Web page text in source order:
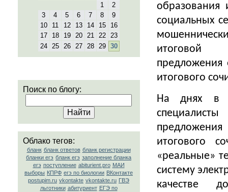
1
2
3
4 5 6 7 8
9
10
11 12 13 14 15
16
17
18 19 20 21 22
23
24
25 26 27 28 29 30
Поиск по блогу:
Облако тегов:
бланк бланк ответов бланк регистрации
бланки егэ бланк егэ заполнение бланка
егэ поступление abiturient.pro МАИ
выборы КПРФ егэ по биологии ВКонтакте
postupim.ru vkontakte vkontakte.ru ГВЭ
льготники абитуриент ЕГЭ по
социальных
итоговой
итогового
На днях в
итогового
«реальные»
систему
качестве